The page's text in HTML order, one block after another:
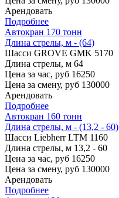
Арендовать
Подробнее
Автокран 170 тонн
Длина стрелы, м - (64)
Шасси GROVE GMK 5170
Длина стрелы, м 64
Цена за час, руб 16250
Цена за смену, руб 130000
Арендовать
Подробнее
Автокран 160 тонн
Длина стрелы, м - (13,2 - 60)
Шасси Liebherr LTM 1160
Длина стрелы, м 13,2 - 60
Цена за час, руб 16250
Цена за смену, руб 130000
Арендовать
Подробнее